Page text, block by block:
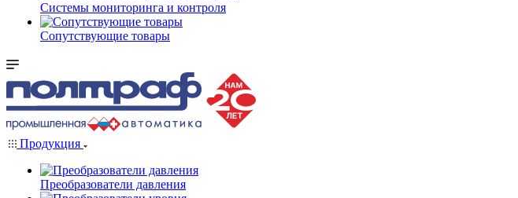
Системы мониторинга и контроля
Сопутствующие товары
Продукция
Преобразователи давления